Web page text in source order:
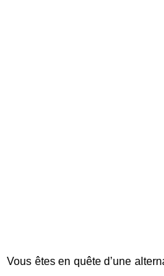
Vous êtes en quête d’une